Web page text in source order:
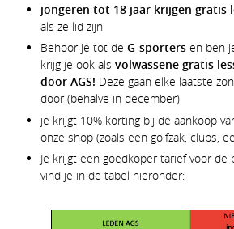
jongeren tot 18 jaar krijgen gratis
als ze lid zijn
Behoor je tot de G-sporters en ben
krijg je ook als volwassene gratis
door AGS! Deze gaan elke laatste
door (behalve in december)
je krijgt 10% korting bij de aankoop
onze shop (zoals een golfzak, clubs,
Je krijgt een goedkoper tarief voor de
vind je in de tabel hieronder: